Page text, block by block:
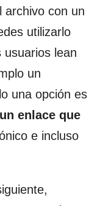
archivo con un
utilizarlo
usuarios lean
un
una opción es
enlace que
e incluso